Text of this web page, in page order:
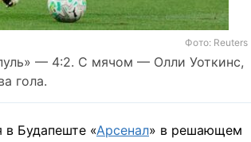
Фото: Reuters
— 4:2. С мячом — Олли Уоткинс,
гола.
в Будапеште «Арсенал» в решающем